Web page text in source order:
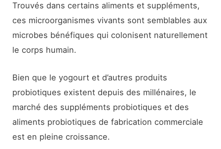
Trouvés dans certains aliments et suppléments,
ces microorganismes vivants sont semblables aux
microbes bénéfiques qui colonisent naturellement
le corps humain.
Bien que le yogourt et d’autres produits
probiotiques existent depuis des millénaires, le
marché des suppléments probiotiques et des
aliments probiotiques de fabrication commerciale
est en pleine croissance.